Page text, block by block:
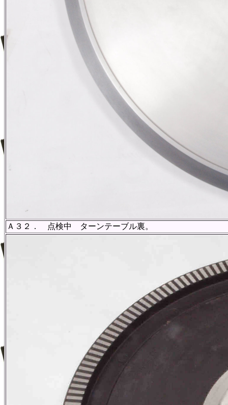
Ａ３２． 点検中 ターンテーブル裏。